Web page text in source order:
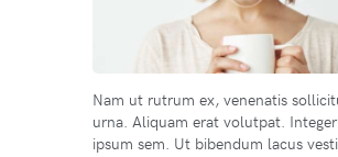
Nam ut rutrum ex, venenatis
urna. Aliquam erat volutpat.
ipsum sem. Ut bibendum lacus